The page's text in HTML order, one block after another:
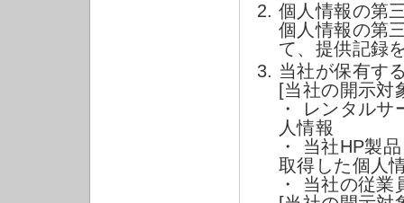
個人情報の第
個人情報の第
て、提供記録
当社が保有す
[当社の開示対
・ レンタル
人情報
・ 当社HP製
取得した個人
・ 当社の従業